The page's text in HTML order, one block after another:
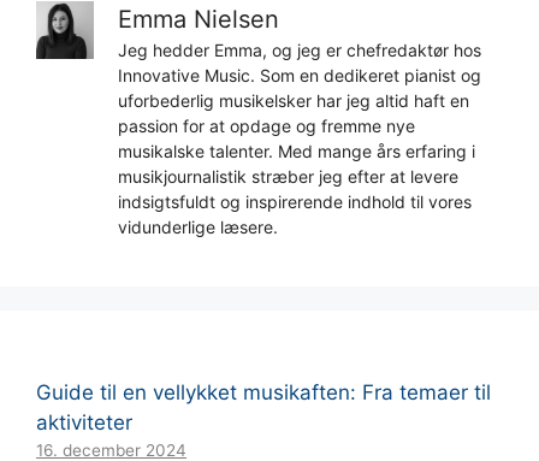
Emma Nielsen
Jeg hedder Emma, og jeg er chefredaktør hos
Innovative Music. Som en dedikeret pianist og
uforbederlig musikelsker har jeg altid haft en
passion for at opdage og fremme nye
musikalske talenter. Med mange års erfaring i
musikjournalistik stræber jeg efter at levere
indsigtsfuldt og inspirerende indhold til vores
vidunderlige læsere.
Guide til en vellykket musikaften: Fra temaer til
aktiviteter
16. december 2024